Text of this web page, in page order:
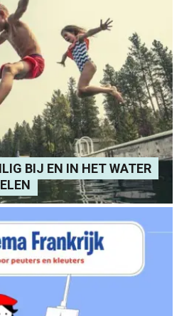
BIJ EN IN HET WATER